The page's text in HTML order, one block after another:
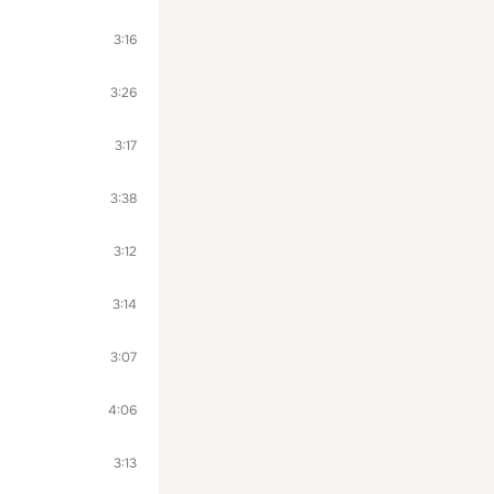
3:16
3:26
3:17
3:38
3:12
3:14
3:07
4:06
3:13